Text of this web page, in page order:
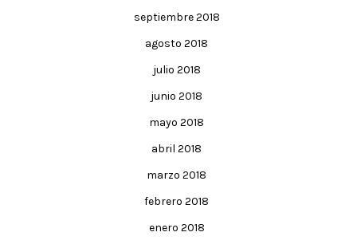
septiembre 2018
agosto 2018
julio 2018
junio 2018
mayo 2018
abril 2018
marzo 2018
febrero 2018
enero 2018